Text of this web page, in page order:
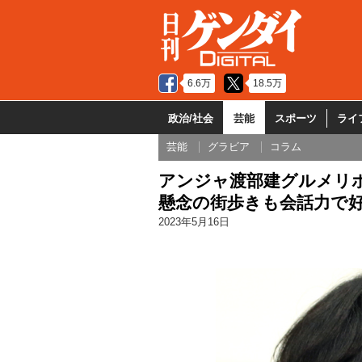
6.6万 18.5万
政治/社会 芸能 スポーツ ライ
芸能 グラビア コラム
アンジャ渡部建グルメリ
懸念の街歩きも会話力で
2023年5月16日